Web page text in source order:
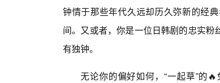
钟情于那些年代久远却历久弥新的经
间。又或者，你是一位日韩剧的忠实
有独钟。
无论你的偏好如何，“一起草”的